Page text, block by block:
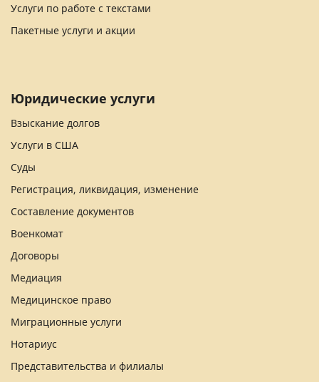
Услуги по работе с текстами
Пакетные услуги и акции
Юридические услуги
Взыскание долгов
Услуги в США
Суды
Регистрация, ликвидация, изменение
Составление документов
Военкомат
Договоры
Медиация
Медицинское право
Миграционные услуги
Нотариус
Представительства и филиалы